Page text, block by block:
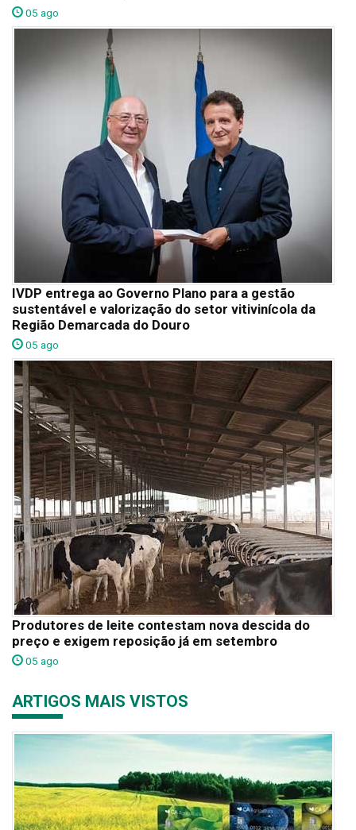
05 ago
IVDP entrega ao Governo Plano para a gestão
sustentável e valorização do setor vitivinícola da
Região Demarcada do Douro
05 ago
Produtores de leite contestam nova descida do
preço e exigem reposição já em setembro
05 ago
ARTIGOS MAIS VISTOS